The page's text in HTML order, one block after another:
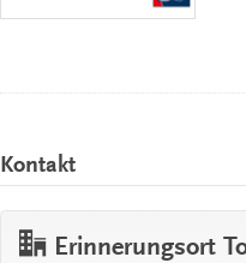
Kontakt
Erinnerungsort